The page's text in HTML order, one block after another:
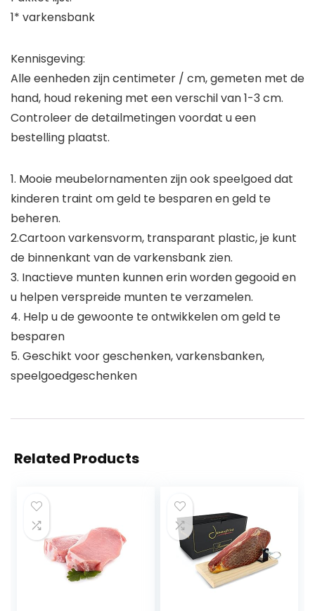
1* varkensbank
Kennisgeving:
Alle eenheden zijn centimeter / cm, gemeten met de
hand, houd rekening met een verschil van 1-3 cm.
Controleer de detailmetingen voordat u een
bestelling plaatst.
1. Mooie meubelornamenten zijn ook speelgoed dat
kinderen traint om geld te besparen en geld te
beheren.
2.Cartoon varkensvorm, transparant plastic, je kunt
de binnenkant van de varkensbank zien.
3. Inactieve munten kunnen erin worden gegooid en
u helpen verspreide munten te verzamelen.
4. Help u de gewoonte te ontwikkelen om geld te
besparen
5. Geschikt voor geschenken, varkensbanken,
speelgoedgeschenken
Related Products